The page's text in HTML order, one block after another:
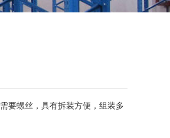
要螺丝，具有拆装方便，组装多